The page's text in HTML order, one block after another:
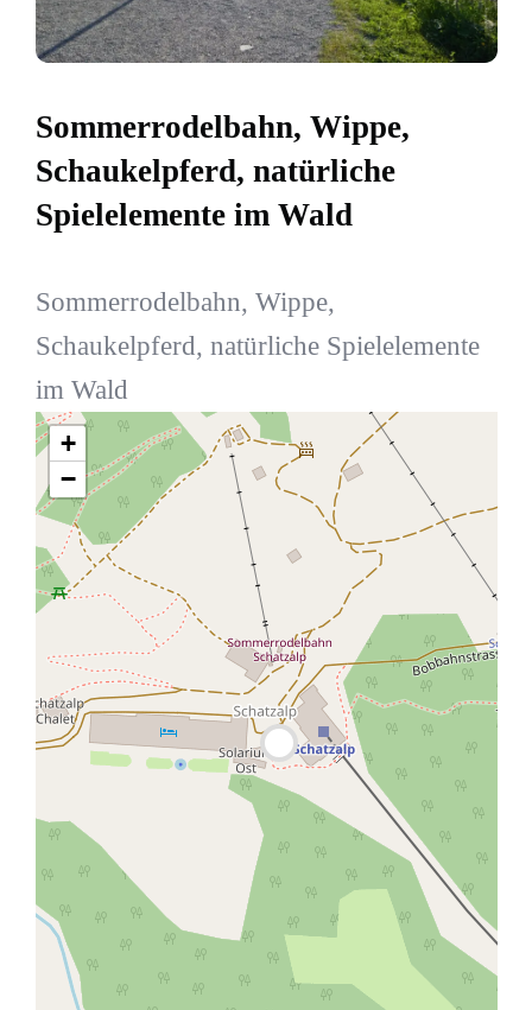
Sommerrodelbahn, Wippe,
Schaukelpferd, natürliche
Spielelemente im Wald
Sommerrodelbahn, Wippe,
Schaukelpferd, natürliche Spielelemente
im Wald
+
−